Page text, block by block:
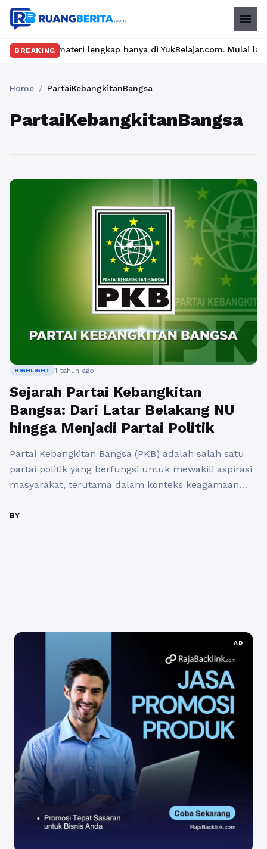
menu
BREAKING
dan materi lengkap hanya di YukBelajar.com. Mulai
Home / PartaiKebangkitanBangsa
PartaiKebangkitanBangsa
HIGHLIGHT 1 tahun ago
Sejarah Partai Kebangkitan
Bangsa: Dari Latar Belakang NU
hingga Menjadi Partai Politik
Partai Kebangkitan Bangsa (PKB) adalah salah satu
partai politik yang berfungsi untuk mewakili aspirasi
masyarakat, terutama dalam konteks keagamaan
belakang Nahdlatul Ulama (NU), organisasi Islam
BY
AD